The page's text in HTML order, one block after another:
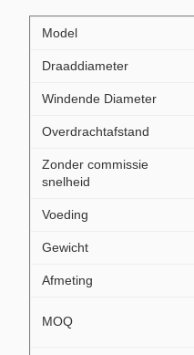
Model
Draaddiameter
Windende Diameter
Overdrachtafstand
Zonder commissie
snelheid
Voeding
Gewicht
Afmeting
MOQ